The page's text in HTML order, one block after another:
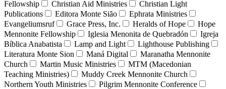
Fellowship
Christian Aid Ministries
Christian Light
Publications
Editora Monte Sião
Ephrata Ministries
Evangeliumsruf
Grace Press, Inc. Heralds of Hope
Hope
Mennonite Fellowship
Iglesia Menonita de Quebradón
Igreja
Bíblica Anabatista
Lamp and Light
Lighthouse Publishing
Literatura Monte Sion
Maná Digital
Maranatha Mennonite
Church
Martin Music Ministries
MTM (Macedonian
Teaching Ministries)
Muddy Creek Mennonite Church
Northern Youth Ministries
Pilgrim Mennonite Conference